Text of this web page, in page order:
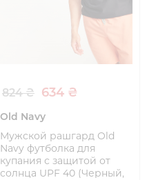
824 ₴ 634 ₴
Old Navy
Мужской рашгард Old
Navy футболка для
купания с защитой от
солнца UPF 40 (Черный,